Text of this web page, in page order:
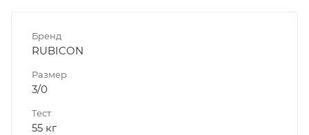
Бренд
RUBICON
Размер
3/0
Тест
55 кг